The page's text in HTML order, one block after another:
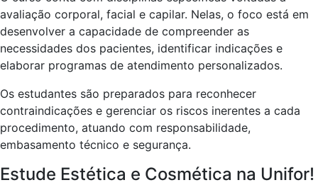
avaliação corporal, facial e capilar. Nelas, o foco está em
desenvolver a capacidade de compreender as
necessidades dos pacientes, identificar indicações e
elaborar programas de atendimento personalizados.
Os estudantes são preparados para reconhecer
contraindicações e gerenciar os riscos inerentes a cada
procedimento, atuando com responsabilidade,
embasamento técnico e segurança.
Estude Estética e Cosmética na Unifor!